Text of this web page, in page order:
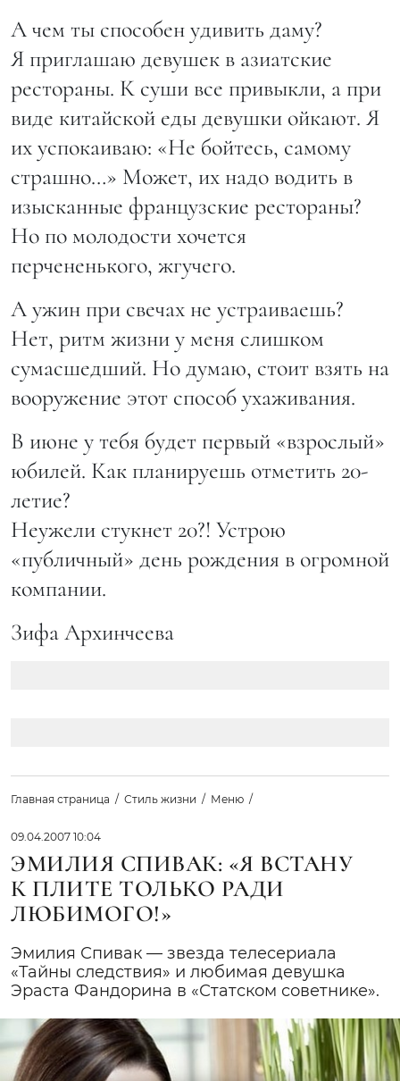
А чем ты способен удивить даму?
Я приглашаю девушек в азиатские
рестораны. К суши все привыкли, а при
виде китайской еды девушки ойкают. Я
их успокаиваю: «Не бойтесь, самому
страшно…» Может, их надо водить в
изысканные французские рестораны?
Но по молодости хочется
перчененького, жгучего.
А ужин при свечах не устраиваешь?
Нет, ритм жизни у меня слишком
сумасшедший. Но думаю, стоит взять на
вооружение этот способ ухаживания.
В июне у тебя будет первый «взрослый»
юбилей. Как планируешь отметить 20-
летие?
Неужели стукнет 20?! Устрою
«публичный» день рождения в огромной
компании.
Зифа Архинчеева
Главная страница Стиль жизни Меню
09.04.2007 10:04
ЭМИЛИЯ СПИВАК: «Я ВСТАНУ
К ПЛИТЕ ТОЛЬКО РАДИ
ЛЮБИМОГО!»
Эмилия Спивак — звезда телесериала
«Тайны следствия» и любимая девушка
Эраста Фандорина в «Статском советнике».